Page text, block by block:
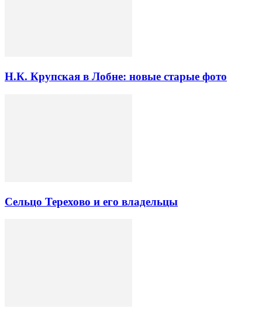
Н.К. Крупская в Лобне: новые старые фото
Сельцо Терехово и его владельцы